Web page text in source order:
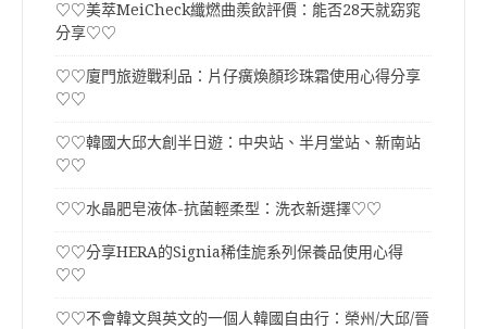
♡♡美萃MeiCheck纖燃曲羨飲評價：能否28天就窈窕
分享♡♡
♡♡廈門旅遊戰利品：片仔癀煥顏珍珠霜使用心得分享
♡♡
♡♡韓國大邱大創半日遊：中央站、半月堂站、新南站
♡♡
♡♡水晶肥皂液体-抗菌輕柔型：洗衣新選擇♡♡
♡♡分享HERA的Signia稀佳旎系列保養品使用心得
♡♡
♡♡不會韓文與英文的一個人韓國自由行：榮州/大邱/晉